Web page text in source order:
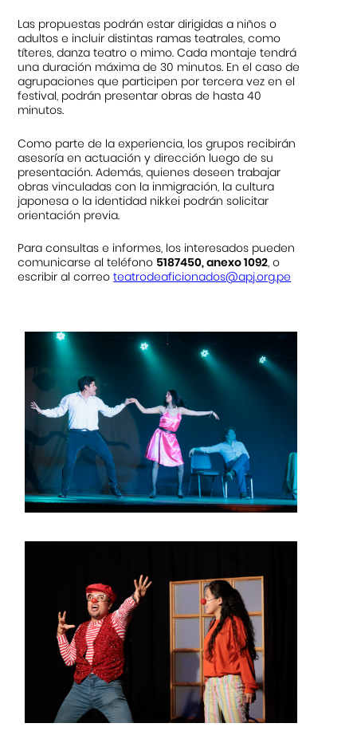
Las propuestas podrán estar dirigidas a niños o
adultos e incluir distintas ramas teatrales, como
títeres, danza teatro o mimo. Cada montaje tendrá
una duración máxima de 30 minutos. En el caso de
agrupaciones que participen por tercera vez en el
festival, podrán presentar obras de hasta 40
minutos.
Como parte de la experiencia, los grupos recibirán
asesoría en actuación y dirección luego de su
presentación. Además, quienes deseen trabajar
obras vinculadas con la inmigración, la cultura
japonesa o la identidad nikkei podrán solicitar
orientación previa.
Para consultas e informes, los interesados pueden
comunicarse al teléfono 5187450, anexo 1092, o
escribir al correoteatrodeaficionados@apj.org.pe